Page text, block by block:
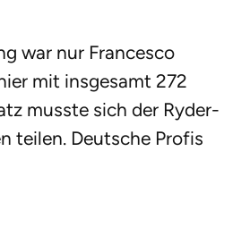
war nur Francesco
mit insgesamt 272
musste sich der Ryder-
teilen. Deutsche Profis